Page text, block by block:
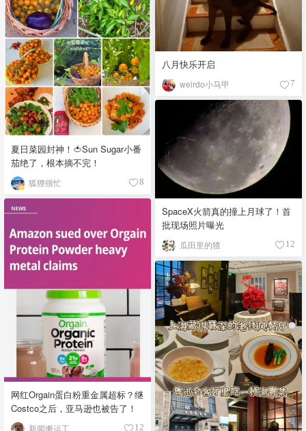
八月快乐开启
weirdo小马甲 7
夏日菜园封神！🍅Sun Sugar小番
茄绝了，根本摘不完！
狐狸很忙 8
SpaceX火箭真的撞上月球了！首
批现场照片曝光
瓜田里的猹 12
网红Orgain蛋白粉重金属超标？继
Costco之后，亚马逊也被告了！
新闻搬运工 12